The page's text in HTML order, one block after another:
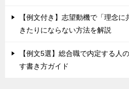
【例文付き】志望動機で「理念
きたりにならない方法を解説
【例文5選】総合職で内定する人
す書き方ガイド